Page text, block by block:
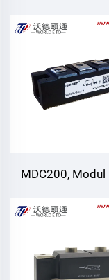
MDC200, Modul
udara